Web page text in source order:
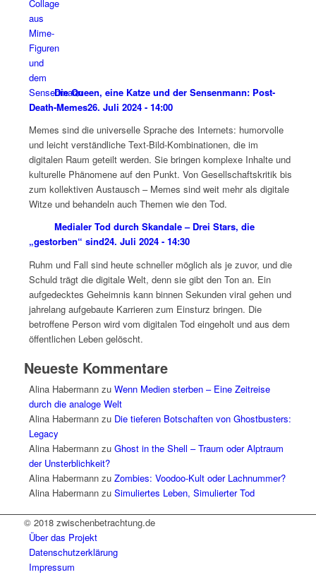
Die Queen, eine Katze und der Sensenmann: Post-
Death-Memes26. Juli 2024 - 14:00
Memes sind die universelle Sprache des Internets: humorvolle
und leicht verständliche Text-Bild-Kombinationen, die im
digitalen Raum geteilt werden. Sie bringen komplexe Inhalte und
kulturelle Phänomene auf den Punkt. Von Gesellschaftskritik bis
zum kollektiven Austausch – Memes sind weit mehr als digitale
Witze und behandeln auch Themen wie den Tod.
Medialer Tod durch Skandale – Drei Stars, die
„gestorben“ sind24. Juli 2024 - 14:30
Ruhm und Fall sind heute schneller möglich als je zuvor, und die
Schuld trägt die digitale Welt, denn sie gibt den Ton an. Ein
aufgedecktes Geheimnis kann binnen Sekunden viral gehen und
jahrelang aufgebaute Karrieren zum Einsturz bringen. Die
betroffene Person wird vom digitalen Tod eingeholt und aus dem
öffentlichen Leben gelöscht.
Neueste Kommentare
Alina Habermannzu Wenn Medien sterben – Eine Zeitreise
durch die analoge Welt
Alina Habermannzu Die tieferen Botschaften von Ghostbusters:
Legacy
Alina Habermannzu Ghost in the Shell – Traum oder Alptraum
der Unsterblichkeit?
Alina Habermannzu Zombies: Voodoo-Kult oder Lachnummer?
Alina Habermannzu Simuliertes Leben, Simulierter Tod
© 2018 zwischenbetrachtung.de
Über das Projekt
Datenschutzerklärung
Impressum